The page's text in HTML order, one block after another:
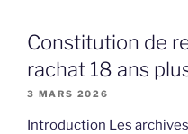
Constitution de
rachat 18 ans
3 MARS 2026
Introduction Les